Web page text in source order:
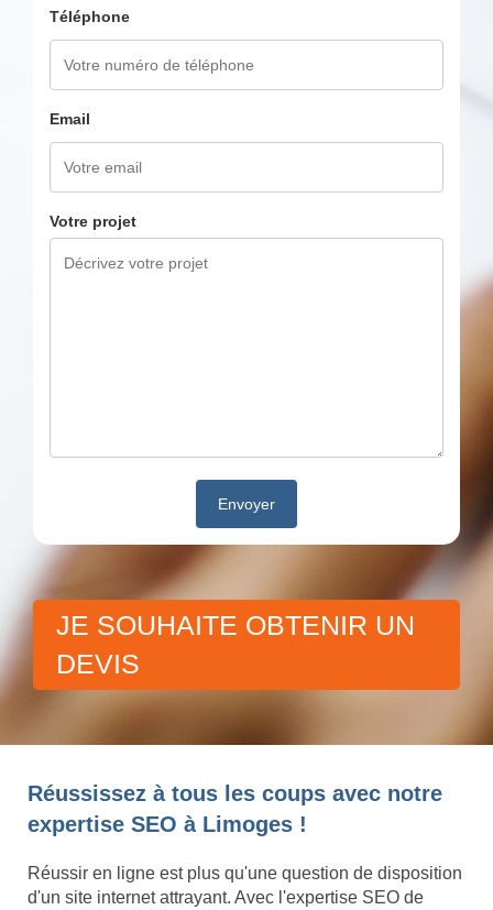
Téléphone
Email
Votre projet
JE SOUHAITE OBTENIR UN
DEVIS
Réussissez à tous les coups avec notre
expertise SEO à Limoges !
Réussir en ligne est plus qu'une question de disposition
d'un site internet attrayant. Avec l'expertise SEO de